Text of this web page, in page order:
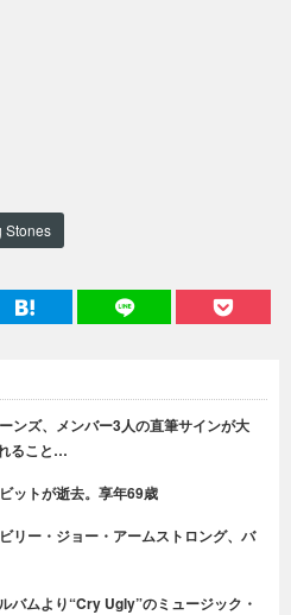
Stones
ンズ、メンバー3人の直筆サインが大
ること…
ットが逝去。享年69歳
リー・ジョー・アームストロング、バ
バムより“Cry Ugly”のミュージック・